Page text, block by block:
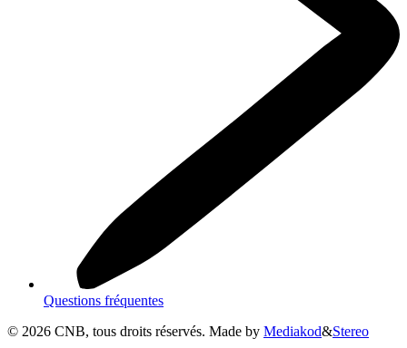
Questions fréquentes
© 2026 CNB, tous droits réservés. Made by Mediakod&Stereo